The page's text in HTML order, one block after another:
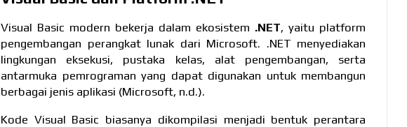
Visual Basic modern bekerja dalam ekosistem .NET, yaitu platform
pengembangan perangkat lunak dari Microsoft. .NET menyediakan
lingkungan eksekusi, pustaka kelas, alat pengembangan, serta
antarmuka pemrograman yang dapat digunakan untuk membangun
berbagai jenis aplikasi (Microsoft, n.d.).
Kode Visual Basic biasanya dikompilasi menjadi bentuk perantara